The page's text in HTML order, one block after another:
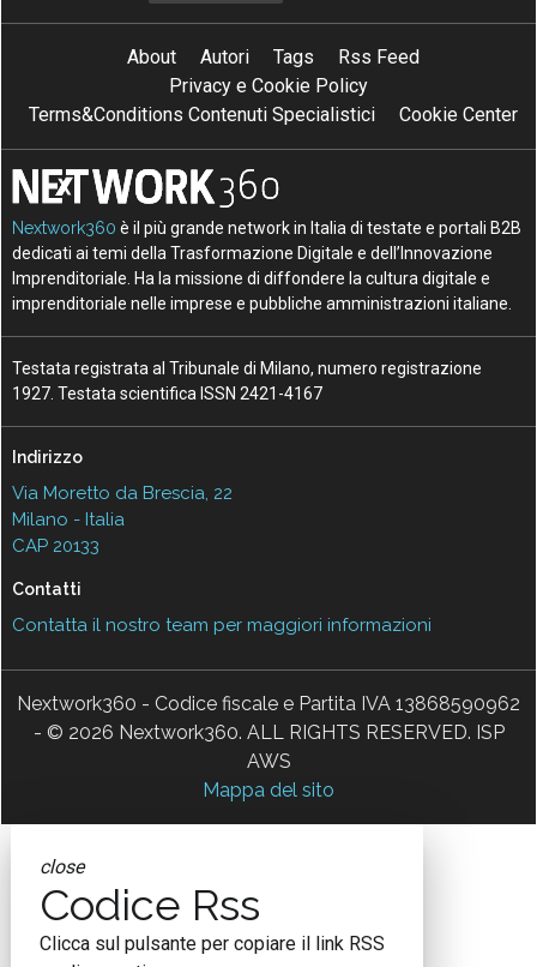
About Autori Tags
Rss Feed
Privacy e Cookie Policy
Terms&Conditions Contenuti Specialistici
Cookie Center
Nextwork360 è il più grande network in Italia di testate e portali B2B
dedicati ai temi della Trasformazione Digitale e dell’Innovazione
Imprenditoriale. Ha la missione di diffondere la cultura digitale e
imprenditoriale nelle imprese e pubbliche amministrazioni italiane.
Testata registrata al Tribunale di Milano, numero registrazione
1927. Testata scientifica ISSN 2421-4167
Indirizzo
Via Moretto da Brescia, 22
Milano - Italia
CAP 20133
Contatti
Contatta il nostro team per maggiori informazioni
Nextwork360 - Codice fiscale e Partita IVA 13868590962
- © 2026 Nextwork360. ALL RIGHTS RESERVED. ISP
AWS
Mappa del sito
close
Codice Rss
Clicca sul pulsante per copiare il link RSS